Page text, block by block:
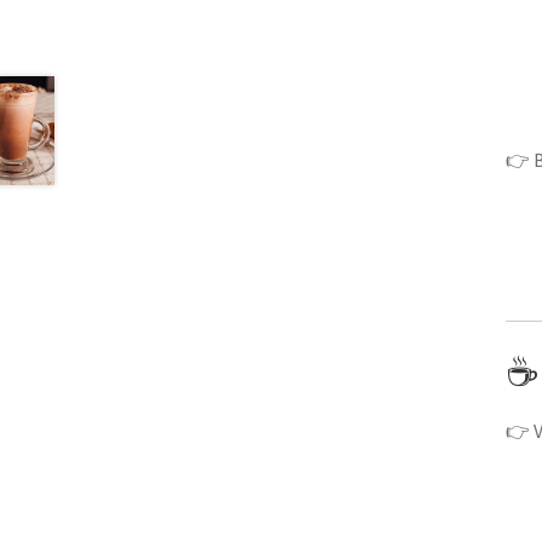
👉
👉